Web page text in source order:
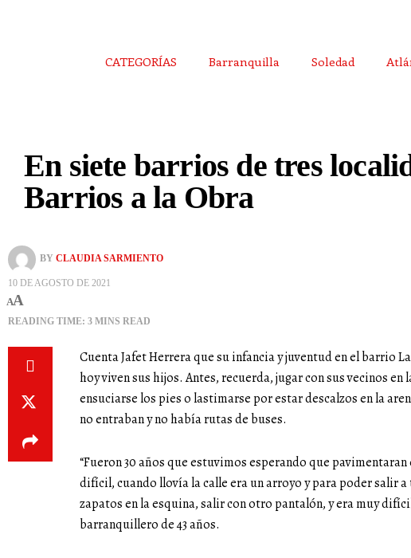
CATEGORÍAS Barranquilla Soledad
En siete barrios de tres
Barrios a la Obra
BY CLAUDIA SARMIENTO
10 DE AGOSTO DE 2021
AA
READING TIME: 3 MINS READ
Cuenta Jafet Herrera que su infancia y juventud en el barrio
hoy viven sus hijos. Antes, recuerda, jugar con sus vecinos
ensuciarse los pies o lastimarse por estar descalzos en la
no entraban y no había rutas de buses.
“Fueron 30 años que estuvimos esperando que pavimentaran
difícil, cuando llovía la calle era un arroyo y para poder salir
zapatos en la esquina, salir con otro pantalón, y era muy
barranquillero de 43 años.